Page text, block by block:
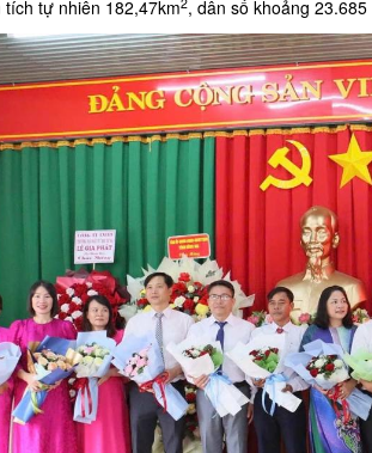
tích tự nhiên 182,47km , dân số khoảng 23.685